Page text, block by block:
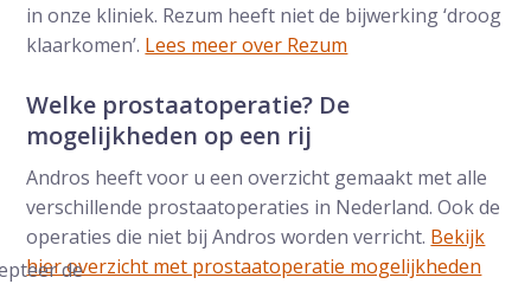
in onze kliniek. Rezum heeft niet de bijwerking ‘droog
klaarkomen’. Lees meer over Rezum
Welke prostaatoperatie? De
mogelijkheden op een rij
Andros heeft voor u een overzicht gemaakt met alle
verschillende prostaatoperaties in Nederland. Ook de
operaties die niet bij Andros worden verricht. Bekijk
hier overzicht met prostaatoperatie mogelijkheden
de